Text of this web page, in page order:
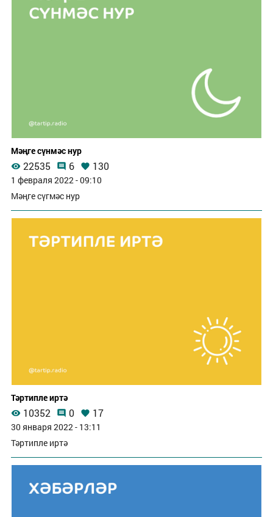
Мәңге сүнмәс нур
22535 6 130
1 февраля 2022 - 09:10
Мәңге сүгмәс нур
Тәртипле иртә
10352 0 17
30 января 2022 - 13:11
Тәртипле иртә